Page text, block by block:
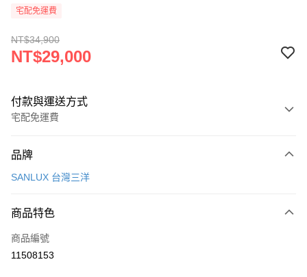
宅配免運費
NT$34,900
NT$29,000
付款與運送方式
宅配免運費
信用卡一次付款
3 期 0 利率 每期
合作金庫商業銀行
上海商業儲蓄銀行
LINE Pay
Apple Pay
品牌
SANLUX 台灣三洋
商品特色
商品編號
11508153